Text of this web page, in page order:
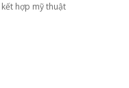
hợp mỹ thuật